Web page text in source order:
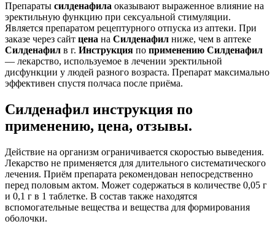
Препараты силденафила оказывают выраженное влияние на
эректильную функцию при сексуальной стимуляции.
Является препаратом рецептурного отпуска из аптеки. При
заказе через сайт цена на Силденафил ниже, чем в аптеке
Силденафил в г. Инструкция по применению Силденафил
— лекарство, используемое в лечении эректильной
дисфункции у людей разного возраста. Препарат максимально
эффективен спустя полчаса после приёма.
Силденафил инструкция по
применению, цена, отзывы.
Действие на организм ограничивается скоростью выведения.
Лекарство не применяется для длительного систематического
лечения. Приём препарата рекомендован непосредственно
перед половым актом. Может содержаться в количестве 0,05 г
и 0,1 г в 1 таблетке. В состав также находятся
вспомогательные вещества и вещества для формирования
оболочки.